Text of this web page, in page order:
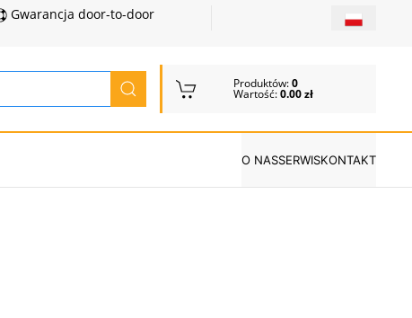
Gwarancja door-to-door
Produktów:0
Wartość:0.00 zł
O NASSERWISKONTAKT